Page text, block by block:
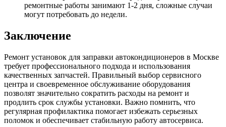
ремонтные работы занимают 1-2 дня, сложные случаи
могут потребовать до недели.
Заключение
Ремонт установок для заправки автокондиционеров в Москве
требует профессионального подхода и использования
качественных запчастей. Правильный выбор сервисного
центра и своевременное обслуживание оборудования
позволят значительно сократить расходы на ремонт и
продлить срок службы установки. Важно помнить, что
регулярная профилактика помогает избежать серьезных
поломок и обеспечивает стабильную работу автосервиса.